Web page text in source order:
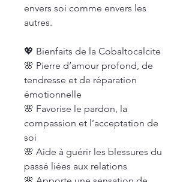
envers soi comme envers les
autres.
💖 Bienfaits de la Cobaltocalcite
🌸 Pierre d’amour profond, de
tendresse et de réparation
émotionnelle
🌸 Favorise le pardon, la
compassion et l’acceptation de
soi
🌸 Aide à guérir les blessures du
passé liées aux relations